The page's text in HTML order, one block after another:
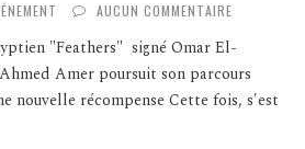
AUCUN COMMENTAIRE
"Feathers" signé Omar El-
Amer poursuit son parcours
nouvelle récompense Cette fois, s'est